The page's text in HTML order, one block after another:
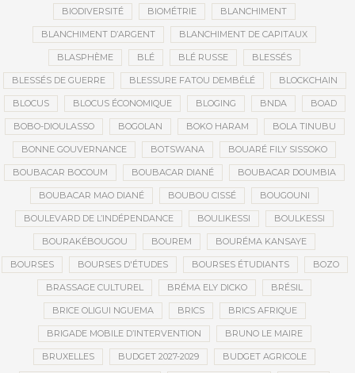
BIODIVERSITÉ BIOMÉTRIE BLANCHIMENT
BLANCHIMENT D’ARGENT BLANCHIMENT DE CAPITAUX
BLASPHÈME BLÉ BLÉ RUSSE BLESSÉS
BLESSÉS DE GUERRE BLESSURE FATOU DEMBÉLÉ BLOCKCHAIN
BLOCUS BLOCUS ÉCONOMIQUE BLOGING BNDA BOAD
BOBO-DIOULASSO BOGOLAN BOKO HARAM BOLA TINUBU
BONNE GOUVERNANCE BOTSWANA BOUARÉ FILY SISSOKO
BOUBACAR BOCOUM BOUBACAR DIANÉ BOUBACAR DOUMBIA
BOUBACAR MAO DIANÉ BOUBOU CISSÉ BOUGOUNI
BOULEVARD DE L’INDÉPENDANCE BOULIKESSI BOULKESSI
BOURAKÉBOUGOU BOUREM BOURÉMA KANSAYE
BOURSES BOURSES D'ÉTUDES BOURSES ÉTUDIANTS BOZO
BRASSAGE CULTUREL BRÉMA ELY DICKO BRÉSIL
BRICE OLIGUI NGUEMA BRICS BRICS AFRIQUE
BRIGADE MOBILE D’INTERVENTION BRUNO LE MAIRE
BRUXELLES BUDGET 2027-2029 BUDGET AGRICOLE